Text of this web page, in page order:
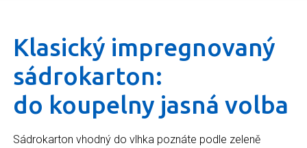
Klasický impregnovaný
sádrokarton:
do koupelny jasná volba
Sádrokarton vhodný do vlhka poznáte podle zeleně